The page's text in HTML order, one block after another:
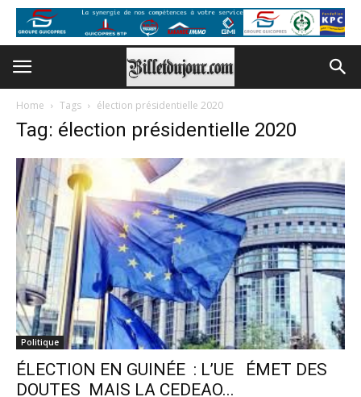
Home Tags élection présidentielle 2020
Tag: élection présidentielle 2020
Politique
ÉLECTION EN GUINÉE : L’UE ÉMET DES
DOUTES MAIS LA CEDEAO...